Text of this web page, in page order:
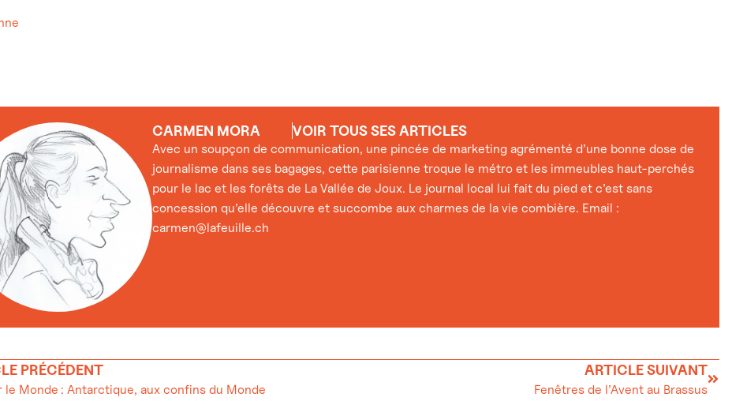
CARMEN MORA VOIR TOUS SES ARTICLES
Avec un soupçon de communication, une pincée de marketing agrémenté d’une bonne dose de
journalisme dans ses bagages, cette parisienne troque le métro et les immeubles haut-perchés
pour le lac et les forêts de La Vallée de Joux. Le journal local lui fait du pied et c’est sans
concession qu’elle découvre et succombe aux charmes de la vie combière. Email :
carmen@lafeuille.ch
PRÉCÉDENT
le Monde : Antarctique, aux confins du Monde
ARTICLE SUIVANT
Fenêtres de l’Avent au Brassus